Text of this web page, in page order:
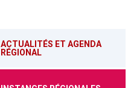
ACTUALITÉS ET AGENDA
RÉGIONAL